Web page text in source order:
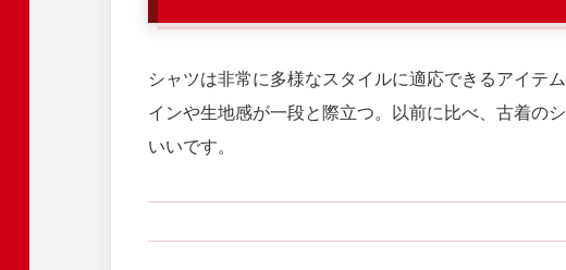
シャツは非常に多様なスタイルに適応できるアイテ
インや生地感が一段と際立つ。以前に比べ、古着の
いいです。